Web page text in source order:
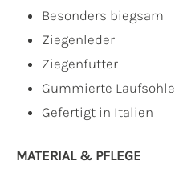
Besonders biegsam
Ziegenleder
Ziegenfutter
Gummierte Laufsohle
Gefertigt in Italien
MATERIAL & PFLEGE